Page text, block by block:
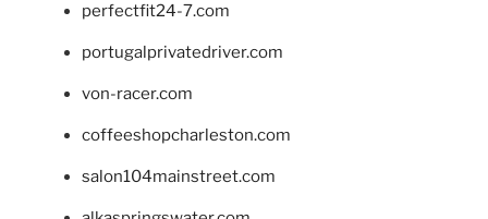
perfectfit24-7.com
portugalprivatedriver.com
von-racer.com
coffeeshopcharleston.com
salon104mainstreet.com